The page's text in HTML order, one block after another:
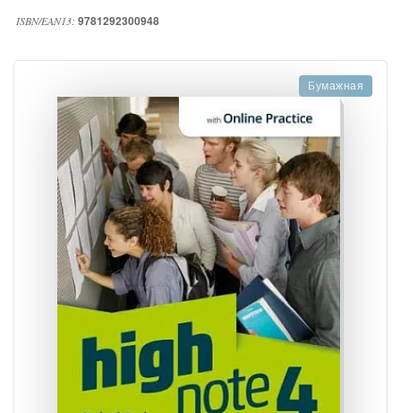
ISBN/EAN13: 9781292300948
Бумажная